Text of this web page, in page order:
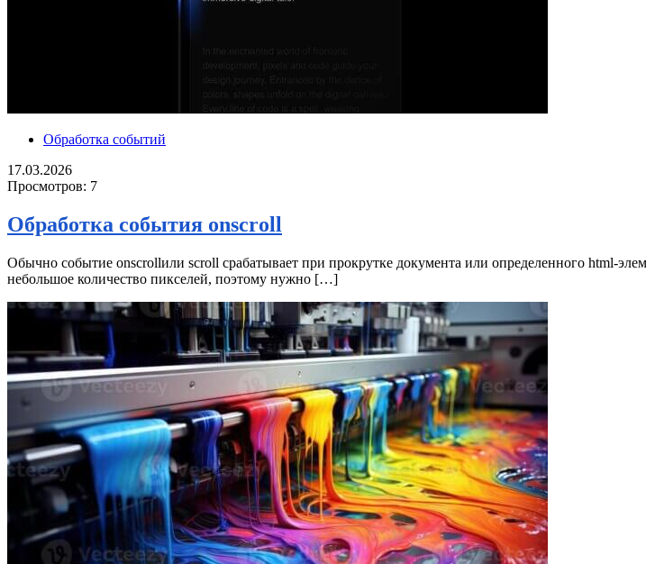
Обработка событий
17.03.2026
Просмотров: 7
Обработка события onscroll
Обычно событие onscrollили scroll срабатывает при прокрутке документа или определенного html-
небольшое количество пикселей, поэтому нужно […]